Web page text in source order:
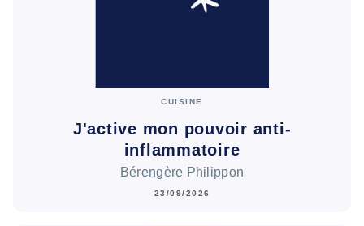
CUISINE
J'active mon pouvoir anti-
inflammatoire
Bérengère Philippon
23/09/2026